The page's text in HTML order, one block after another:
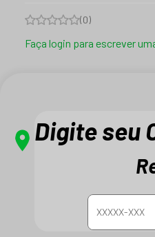
(0)
Faça login para escrever
Digite seu